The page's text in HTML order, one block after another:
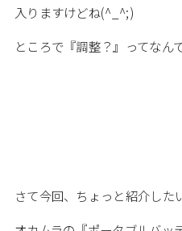
入りますけどね(^_^;)
ところで『調整？』ってな
さて今回、ちょっと紹介し